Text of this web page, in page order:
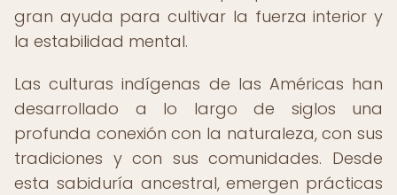
gran ayuda para cultivar la fuerza interior y
la estabilidad mental.
Las culturas indígenas de las Américas han
desarrollado a lo largo de siglos una
profunda conexión con la naturaleza, con sus
tradiciones y con sus comunidades. Desde
esta sabiduría ancestral, emergen prácticas